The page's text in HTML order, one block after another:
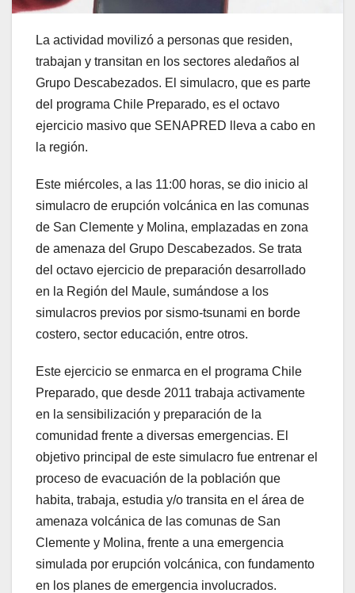
La actividad movilizó a personas que residen,
trabajan y transitan en los sectores aledaños al
Grupo Descabezados. El simulacro, que es parte
del programa Chile Preparado, es el octavo
ejercicio masivo que SENAPRED lleva a cabo en
la región.
Este miércoles, a las 11:00 horas, se dio inicio al
simulacro de erupción volcánica en las comunas
de San Clemente y Molina, emplazadas en zona
de amenaza del Grupo Descabezados. Se trata
del octavo ejercicio de preparación desarrollado
en la Región del Maule, sumándose a los
simulacros previos por sismo-tsunami en borde
costero, sector educación, entre otros.
Este ejercicio se enmarca en el programa Chile
Preparado, que desde 2011 trabaja activamente
en la sensibilización y preparación de la
comunidad frente a diversas emergencias. El
objetivo principal de este simulacro fue entrenar el
proceso de evacuación de la población que
habita, trabaja, estudia y/o transita en el área de
amenaza volcánica de las comunas de San
Clemente y Molina, frente a una emergencia
simulada por erupción volcánica, con fundamento
en los planes de emergencia involucrados.